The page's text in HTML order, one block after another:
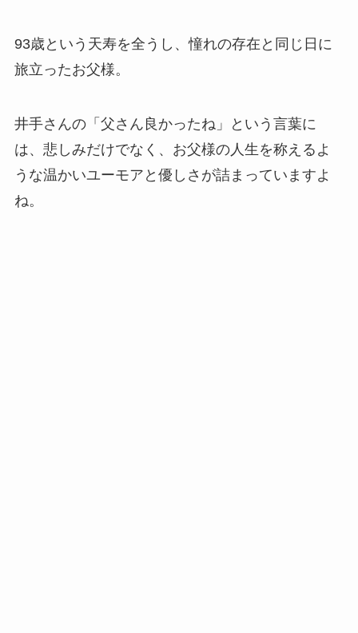
93歳という天寿を全うし、憧れの存在と同じ日に
旅立ったお父様。
井手さんの「父さん良かったね」という言葉に
は、悲しみだけでなく、お父様の人生を称えるよ
うな温かいユーモアと優しさが詰まっていますよ
ね。